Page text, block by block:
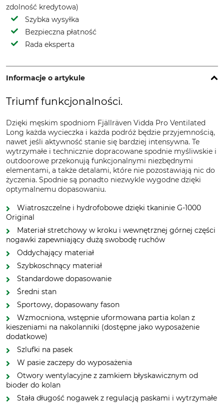
zdolność kredytowa)
Szybka wysyłka
Bezpieczna płatność
Rada eksperta
Informacje o artykule
Triumf funkcjonalności.
Dzięki męskim spodniom Fjällräven Vidda Pro Ventilated
Long każda wycieczka i każda podróż będzie przyjemnością,
nawet jeśli aktywność stanie się bardziej intensywna. Te
wytrzymałe i technicznie dopracowane spodnie myśliwskie i
outdoorowe przekonują funkcjonalnymi niezbędnymi
elementami, a także detalami, które nie pozostawiają nic do
życzenia. Spodnie są ponadto niezwykle wygodne dzięki
optymalnemu dopasowaniu.
Wiatroszczelne i hydrofobowe dzięki tkaninie G-1000
Original
Materiał stretchowy w kroku i wewnętrznej górnej części
nogawki zapewniający dużą swobodę ruchów
Oddychający materiał
Szybkoschnący materiał
Standardowe dopasowanie
Średni stan
Sportowy, dopasowany fason
Wzmocniona, wstępnie uformowana partia kolan z
kieszeniami na nakolanniki (dostępne jako wyposażenie
dodatkowe)
Szlufki na pasek
W pasie zaczepy do wyposażenia
Otwory wentylacyjne z zamkiem błyskawicznym od
bioder do kolan
Stała długość nogawek z regulacją paskami i wytrzymałe